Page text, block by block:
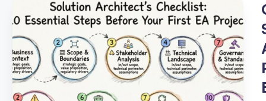
A
I
I